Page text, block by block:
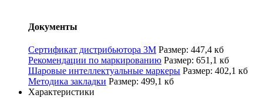
Документы
Сертификат дистрибьютора 3M Размер: 447,4 кб
Рекомендации по маркированию Размер: 651,1 кб
Шаровые интеллектуальные маркеры Размер: 402,1 кб
Методика закладки Размер: 499,1 кб
Характеристики